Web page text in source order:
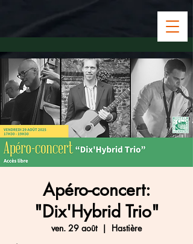
Apéro-concert:
"Dix'Hybrid Trio"
ven. 29 août
  |
Hastière